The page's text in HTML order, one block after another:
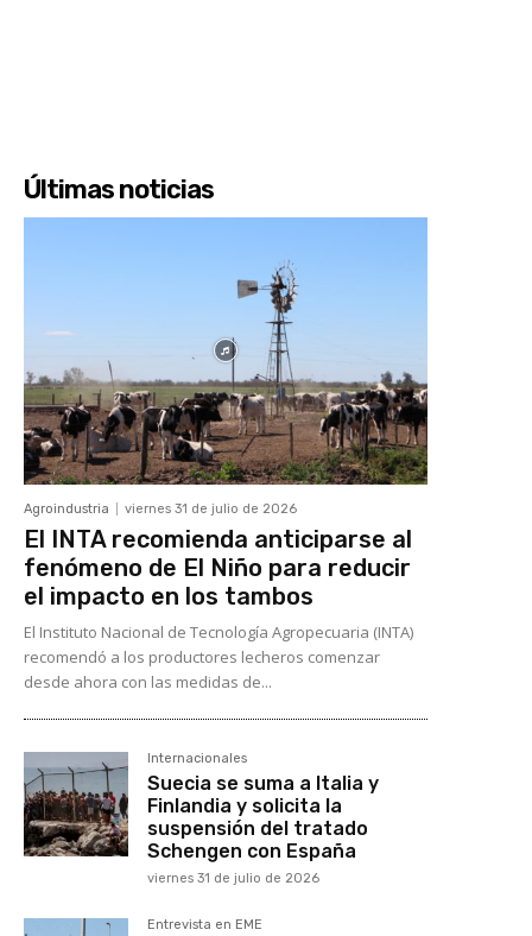
Últimas noticias
Agroindustria viernes 31 de julio de 2026
El INTA recomienda anticiparse al
fenómeno de El Niño para reducir
el impacto en los tambos
El Instituto Nacional de Tecnología Agropecuaria (INTA)
recomendó a los productores lecheros comenzar
desde ahora con las medidas de...
Internacionales
Suecia se suma a Italia y
Finlandia y solicita la
suspensión del tratado
Schengen con España
viernes 31 de julio de 2026
Entrevista en EME